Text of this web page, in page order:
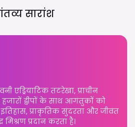
सारांश
एड्रियाटिक तटरेखा, प्राचीन
हजारों द्वीपों के साथ आगंतुकों को
प्राकृतिक सुंदरता और जीवंत
प्रदान करता है।